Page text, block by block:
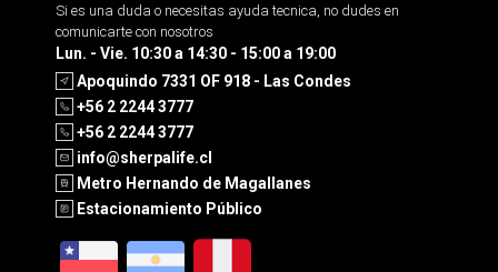
Si es una duda o necesitas ayuda tecnica, no dudes en
comunicarte con nosotros
Lun. - Vie. 10:30 a 14:30 - 15:00 a 19:00
Apoquindo 7331 OF 918 - Las Condes
+56 2 2244 3777
+56 2 2244 3777
info@sherpalife.cl
Metro Hernando de Magallanes
Estacionamiento Público